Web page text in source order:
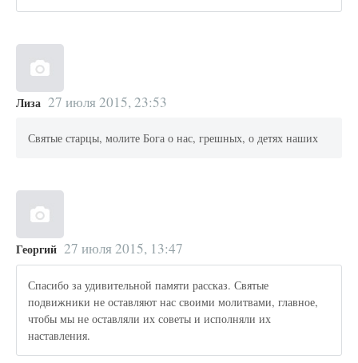
Лиза 27 июля 2015, 23:53
Святые старцы, молите Бога о нас, грешных, о детях наших
Георгий 27 июля 2015, 13:47
Спасибо за удивительной памяти рассказ. Святые
подвижники не оставляют нас своими молитвами, главное,
чтобы мы не оставляли их советы и исполняли их
наставления.